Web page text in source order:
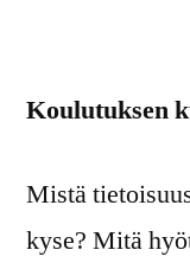
Koulutuksen
Mistä
kyse? Mitä